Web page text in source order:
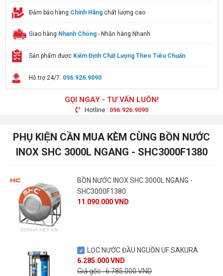
Đảm bảo hàng Chính Hãng chất lượng cao
Giao hàng Nhanh Chóng - Nhận hàng Nhanh
Sản phẩm được Kiểm Định Chất Lượng Theo Tiêu Chuẩn
Hỗ trợ 24/7: 096.926.9090
GỌI NGAY - TƯ VẤN LUÔN!
Hotline : 096.926.9090
PHỤ KIỆN CẦN MUA KÈM CÙNG BỒN NƯỚC
INOX SHC 3000L NGANG - SHC3000F1380
BỒN NƯỚC INOX SHC 3000L NGANG -
SHC3000F1380
11.090.000 VND
LỌC NƯỚC ĐẦU NGUỒN UF SAKURA
6.285.000 VND
Giá gốc : 6.785.000 VND